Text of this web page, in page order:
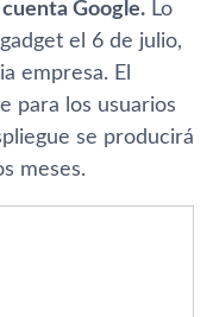
Google. Lo
el 6 de julio,
empresa. El
para los usuarios
se producirá
meses.